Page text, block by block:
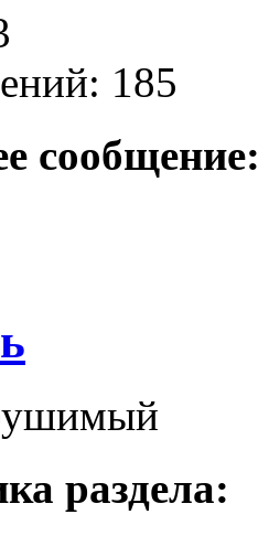
185
сообщение:
раздела: